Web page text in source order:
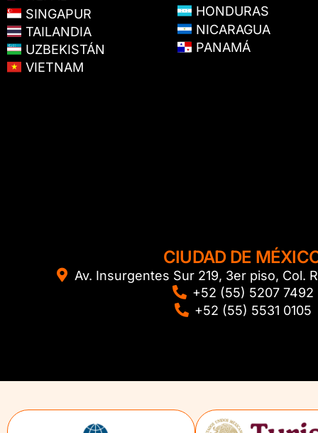
SINGAPUR
TAILANDIA
UZBEKISTÁN
VIETNAM
HONDURAS
NICARAGUA
PANAMÁ
CIUDAD DE
Av. Insurgentes Sur 219, 3er piso, Col.
+52 (55) 5207 7492
+52 (55) 5531 0105